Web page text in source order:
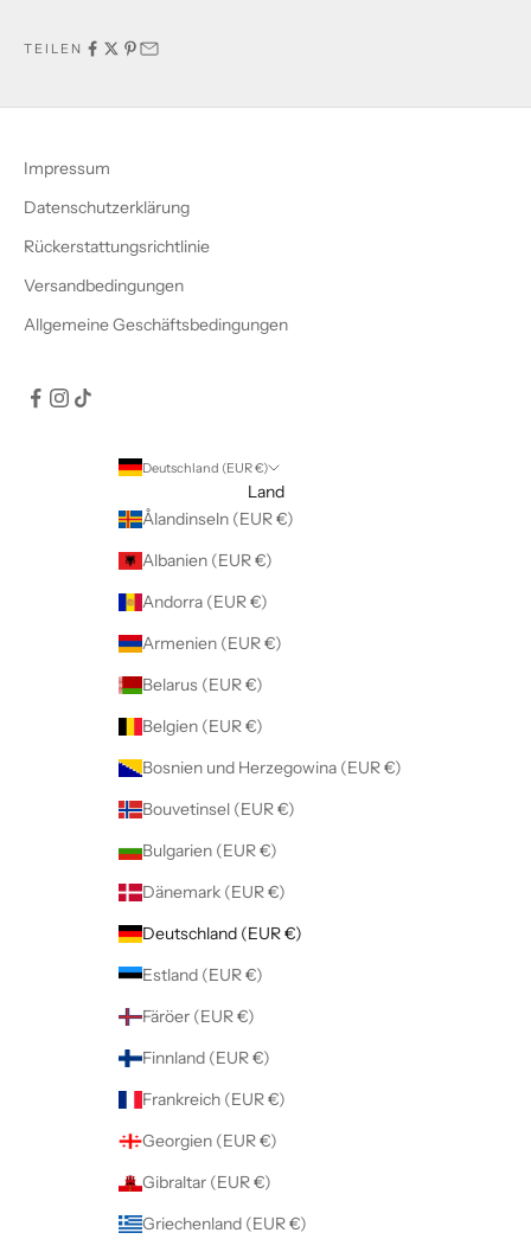
TEILEN
Impressum
Datenschutzerklärung
Rückerstattungsrichtlinie
Versandbedingungen
Allgemeine Geschäftsbedingungen
Deutschland (EUR €)
Land
Ålandinseln (EUR €)
Albanien (EUR €)
Andorra (EUR €)
Armenien (EUR €)
Belarus (EUR €)
Belgien (EUR €)
Bosnien und Herzegowina (EUR €)
Bouvetinsel (EUR €)
Bulgarien (EUR €)
Dänemark (EUR €)
Deutschland (EUR €)
Estland (EUR €)
Färöer (EUR €)
Finnland (EUR €)
Frankreich (EUR €)
Georgien (EUR €)
Gibraltar (EUR €)
Griechenland (EUR €)